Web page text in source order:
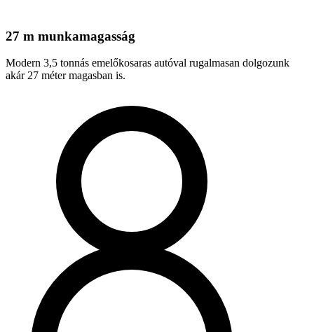
27 m munkamagasság
Modern 3,5 tonnás emelőkosaras autóval rugalmasan dolgozunk
akár 27 méter magasban is.